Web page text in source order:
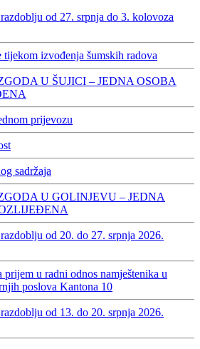
od 27. srpnja do 3. kolovoza
tijekom izvođenja šumskih radova
U ŠUJICI – JEDNA OSOBA
prijevozu
sadržaja
U GOLINJEVU – JEDNA
od 20. do 27. srpnja 2026.
u radni odnos namještenika u
poslova Kantona 10
od 13. do 20. srpnja 2026.